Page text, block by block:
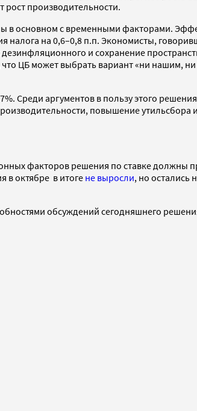
рост производительности.
в основном с временными факторами.
налога на 0,6–0,8 п.п. Экономисты,
и сохранение
ЦБ может выбрать вариант «ни нашим,
Среди аргументов в пользу этого
повышение утильсбора
факторов решения по ставке должны
октябре в итоге не выросли, но остались
обсуждений сегодняшнего